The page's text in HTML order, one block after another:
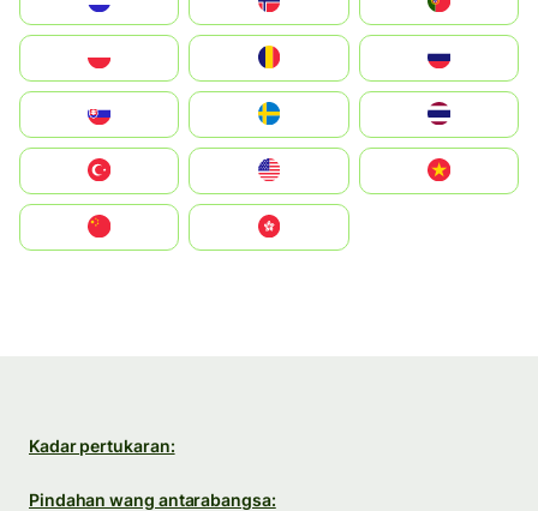
United States
中國香港特別行政區
Kadar pertukaran:
Pindahan wang antarabangsa: